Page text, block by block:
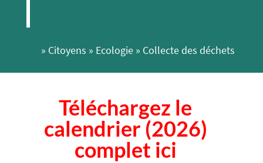
» Citoyens » Ecologie » Collecte des déchets
Téléchargez le
calendrier (2026)
complet ici